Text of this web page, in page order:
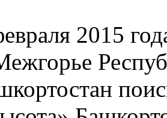
2015